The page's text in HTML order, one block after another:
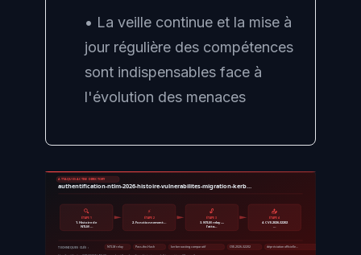
• La veille continue et la mise à
jour régulière des compétences
sont indispensables face à
l'évolution des menaces
ATTAQUES ACTIVE DIRECTORY
authentification-ntlm-2026-histoire-vulnerabilites-migration-kerb…
🔍
ÉTAPE 1
1. Histoire de
NTLM …
⚡
ÉTAPE 2
2. Fonctionnement…
🔓
ÉTAPE 3
3. NTLM relay —
l'atta…
📤
ÉTAPE 4
4. CVE-2026-32202
…
TECHNIQUES CLÉS : NTLM relay Pass-the-Hash kerberoasting comparatif CVE-2026-32202 dépréciation officielle…